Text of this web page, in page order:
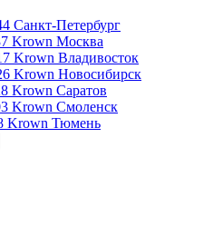
Санкт-Петербург
Krown Москва
Krown Владивосток
Krown Новосибирск
Krown Саратов
Krown Смоленск
Krown Тюмень